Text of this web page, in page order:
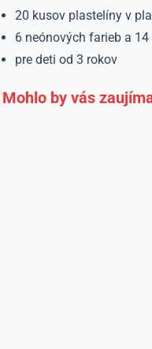
20 kusov plastelíny v
6 neónových farieb a
pre deti od 3 rokov
Mohlo by vás